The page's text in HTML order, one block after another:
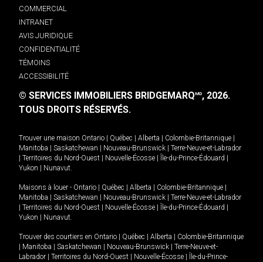
COMMERCIAL
INTRANET
AVIS JURIDIQUE
CONFIDENTIALITÉ
TÉMOINS
ACCESSIBILITÉ
© SERVICES IMMOBILIERS BRIDGEMARQMD, 2026.
TOUS DROITS RÉSERVÉS.
Trouver une maison Ontario Québec Alberta Colombie-Britannique
Manitoba
Saskatchewan Nouveau-Brunswick
Terre-Neuve-et-Labrador
Territoires du Nord-Ouest Nouvelle-Écosse Île-du-Prince-Édouard
Yukon
Nunavut.
Maisons à louer - Ontario Québec Alberta Colombie-Britannique
Manitoba
Saskatchewan Nouveau-Brunswick
Terre-Neuve-et-Labrador
Territoires du Nord-Ouest Nouvelle-Écosse Île-du-Prince-Édouard
Yukon
Nunavut.
Trouver des courtiers en Ontario Québec Alberta
Colombie-Britannique
Manitoba Saskatchewan Nouveau-Brunswick
Terre-Neuve-et-
Labrador
Territoires du Nord-Ouest Nouvelle-Écosse
Île-du-Prince-